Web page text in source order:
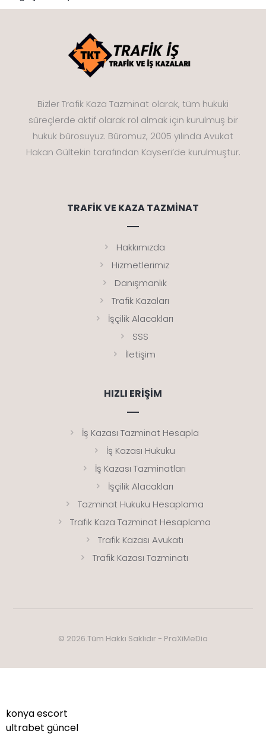
Bizler Trafik Kaza Tazminat olarak, tüm hukuki
süreçlerde aktif olarak rol almak için kurulmuş bir
hukuk bürosuyuz. Büromuz, 2005 yılında Avukat
Hakan Gültekin tarafından Kayseri’de kurulmuştur.
TRAFIK VE KAZA TAZMINAT
Hakkımızda
Hizmetlerimiz
Danışmanlık
Trafik Kazaları
İşçilik Alacakları
SSS
İletişim
HIZLI ERIŞIM
İş Kazası Tazminat Hesapla
İş Kazası Hukuku
İş Kazası Tazminatları
İşçilik Alacakları
Tazminat Hukuku Hesaplama
Trafik Kaza Tazminat Hesaplama
Trafik Kazası Avukatı
Trafik Kazası Tazminatı
© 2026.Tüm Hakkı Saklıdır - PraXiMeDia
konya escort
ultrabet güncel